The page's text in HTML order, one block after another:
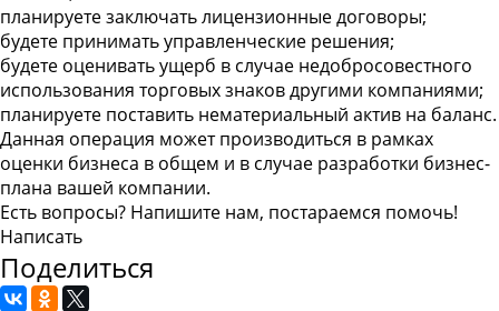
планируете заключать лицензионные договоры;
будете принимать управленческие решения;
будете оценивать ущерб в случае недобросовестного
использования торговых знаков другими компаниями;
планируете поставить нематериальный актив на баланс.
Данная операция может производиться в рамках
оценки бизнеса в общем и в случае разработки бизнес-
плана вашей компании.
Есть вопросы? Напишите нам, постараемся помочь!
Написать
Поделиться